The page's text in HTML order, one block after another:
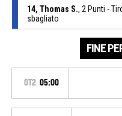
14, Thomas S., 2 Punti -
sbagliato
FINE
OT2 05:00